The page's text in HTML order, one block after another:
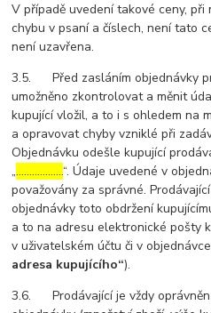
V případě uvedení takové ceny, při
chybu v psaní a číslech, není tato
není uzavřena.
3.5. Před zasláním objednávky
umožněno zkontrolovat a měnit
kupující vložil, a to i s ohledem na
a opravovat chyby vzniklé při
Objednávku odešle kupující
„………………“. Údaje uvedené v
považovány za správné.
objednávky toto obdržení
a to na adresu elektronické pošty
v uživatelském účtu či v
adresa kupujícího“).
3.6. Prodávající je vždy